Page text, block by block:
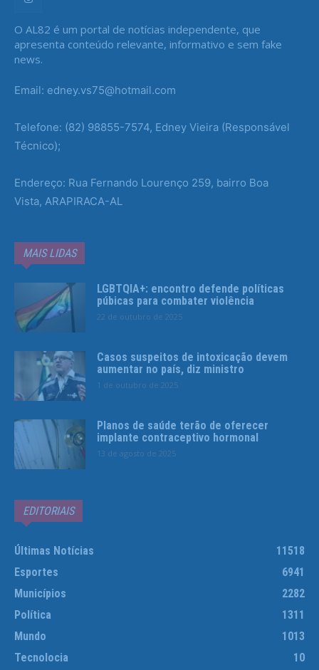
O AL82 é um portal de notícias independente, que
apresenta conteúdo relevante, informativo e sem fake
news.
Email: edney.vs75@hotmail.com
Telefone: (82) 98855-7574, Edney Vieira (Responsável
Técnico);
Endereço: Rua Fernando Lourenço 259, bairro Boa
Vista, ARAPIRACA-AL
MAIS LIDAS
LGBTQIA+: encontro defende políticas
púbicas para combater violência
22 de outubro de 2025
Casos suspeitos de intoxicação devem
aumentar no país, diz ministro
1 de outubro de 2025
Planos de saúde terão de oferecer
implante contraceptivo hormonal
13 de agosto de 2025
EDITORIAIS
Últimas Notícias
11518
Esportes
6941
Municípios
2282
Política
1311
Mundo
1013
Tecnolocia
10